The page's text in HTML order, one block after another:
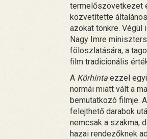
termelőszövetkezet
közvetítette
azokat tönkre. Végül
Nagy Imre
föloszlatására, a
film tradicionális
A Körhinta ezzel
normái miatt vált a
bemutatkozó filmje.
felejthető darabok
nemcsak a szakma,
hazai rendezőknek